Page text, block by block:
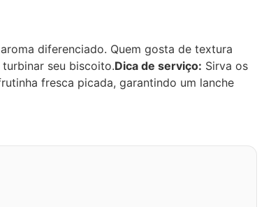
diferenciado. Quem gosta de textura
turbinar seu biscoito.Dica de serviço: Sirva os
fresca picada, garantindo um lanche